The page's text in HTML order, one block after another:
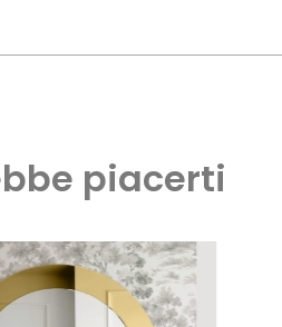
piacerti